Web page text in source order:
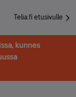
Telia.fi etusivulle
kunnes